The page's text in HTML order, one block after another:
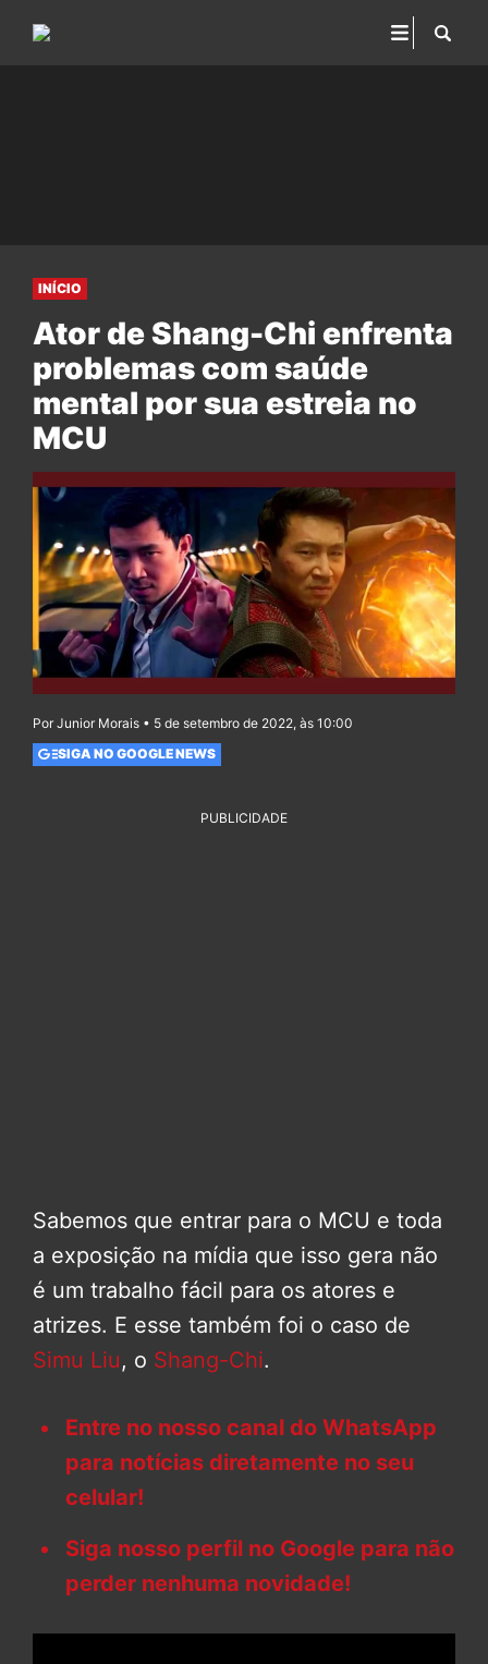
INÍCIO
Ator de Shang-Chi enfrenta
problemas com saúde
mental por sua estreia no
MCU
Por Junior Morais • 5 de setembro de 2022, às 10:00
SIGA NO GOOGLE NEWS
PUBLICIDADE
Sabemos que entrar para o MCU e toda
a exposição na mídia que isso gera não
é um trabalho fácil para os atores e
atrizes. E esse também foi o caso de
Simu Liu, o Shang-Chi.
Entre no nosso canal do WhatsApp
para notícias diretamente no seu
celular!
Siga nosso perfil no Google para não
perder nenhuma novidade!